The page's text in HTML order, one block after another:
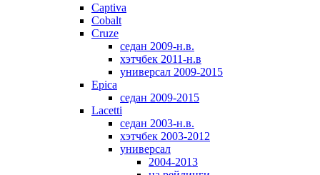
Captiva
Cobalt
Cruze
седан 2009-н.в.
хэтчбек 2011-н.в
универсал 2009-2015
Epica
седан 2009-2015
Lacetti
седан 2003-н.в.
хэтчбек 2003-2012
универсал
2004-2013